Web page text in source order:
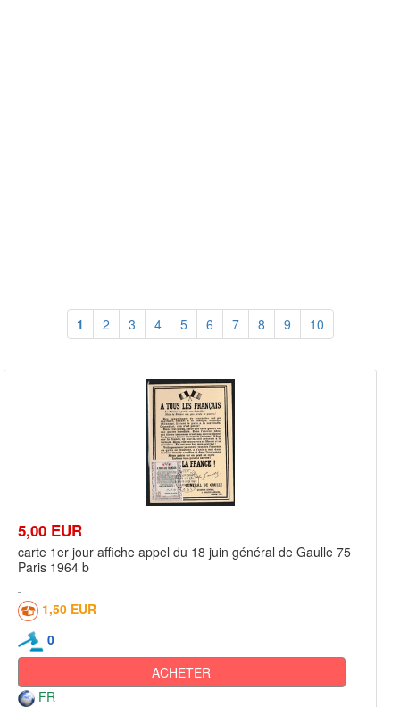
1 2 3 4 5 6 7 8 9 10
5,00 EUR
carte 1er jour affiche appel du 18 juin général de Gaulle 75
Paris 1964 b
1,50 EUR
0
ACHETER
FR